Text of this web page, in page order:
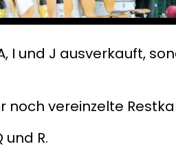
I und J ausverkauft,
noch vereinzelte
R.